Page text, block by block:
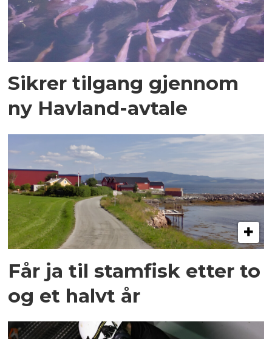
Sikrer tilgang gjennom
ny Havland-avtale
Får ja til stamfisk etter to
og et halvt år